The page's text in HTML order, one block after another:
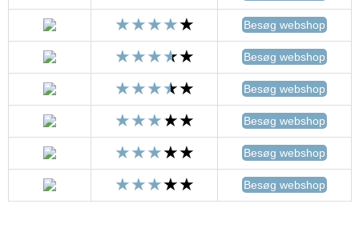
Besøg webshop
Besøg webshop
Besøg webshop
Besøg webshop
Besøg webshop
Besøg webshop